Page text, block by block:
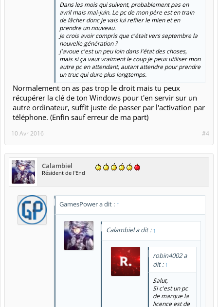
Dans les mois qui suivent, probablement pas en
avril mais mai-juin. Le pc de mon père est en train
de lâcher donc je vais lui refiler le mien et en
prendre un nouveau.
Je crois avoir compris que c'était vers septembre la
nouvelle génération ?
J'avoue c'est un peu loin dans l'état des choses,
mais si ça vaut vraiment le coup je peux utiliser mon
autre pc en attendant, autant attendre pour prendre
un truc qui dure plus longtemps.
Normalement on as pas trop le droit mais tu peux
récupérer la clé de ton Windows pour t'en servir sur un
autre ordinateur, suffit juste de passer par l'activation par
téléphone. (Enfin sauf erreur de ma part)
#4
10 Avr 2016
Calambiel
Résident de l'End
GamesPower a dit : ↑
Calambiel a dit : ↑
robin4002 a
dit : ↑
Salut,
Si c'est un pc
de marque la
licence est de